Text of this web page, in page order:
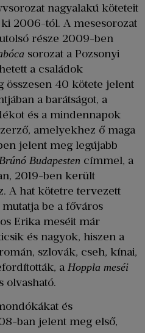
nagyalakú köteteit
2006-tól. A mesesorozat
része 2009-ben
sorozat a Pozsonyi
a családok
összesen 40 kötete jelent
a barátságot, a
és a mindennapok
amelyekhez ő maga
jelent meg legújabb
Brúnó Budapesten címmel, a
2019-ben került
A hat kötetre tervezett
be a főváros
Erika meséit már
és nagyok, hiszen a
szlovák, cseh, kínai,
a Hoppla meséi
olvasható.
és
ban jelent meg első,